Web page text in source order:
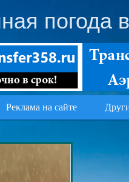
погода
Реклама на сайте